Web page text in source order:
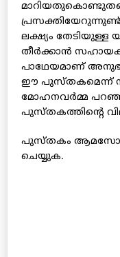
ലക്ഷ്യം തേടിയുള്ള
തീര്‍ക്കാന്‍
പാഥേയമാണ്
ഈ പുസ്തകമെന്ന്
മോഹനവര്‍മ്മ
പുസ്തകത്തിന്റെ
പുസ്തകം
ചെയ്യുക.